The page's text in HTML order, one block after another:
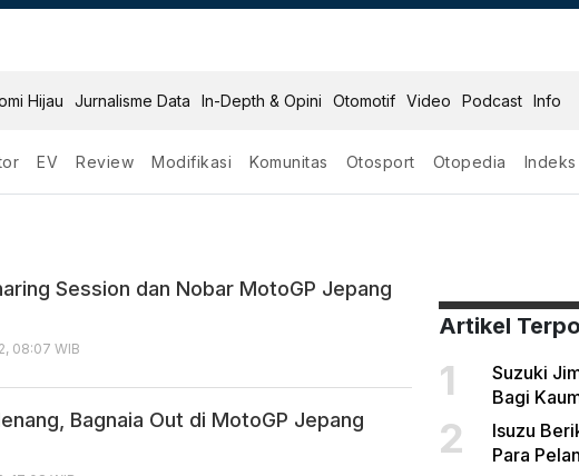
Hijau Jurnalisme Data In-Depth & Opini Otomotif Video Podcast Info
EV Review Modifikasi Komunitas Otosport Otopedia Indeks
Session dan Nobar MotoGP Jepang
08:07 WIB
Bagnaia Out di MotoGP Jepang
Artikel
1
Suzuki
Bagi
2
Isuzu
Para